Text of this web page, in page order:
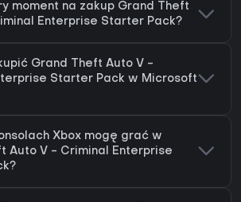
moment na zakup Grand Theft
Enterprise Starter Pack?
Grand Theft Auto V -
Starter Pack w Microsoft
Xbox mogę grać w
Auto V - Criminal Enterprise